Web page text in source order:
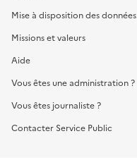
Mise à disposition des données
Missions et valeurs
Aide
Vous êtes une administration ?
Vous êtes journaliste ?
Contacter Service Public